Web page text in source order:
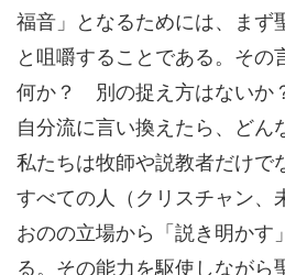
福音」となるためには、まず
と咀嚼することである。その
何か？ 別の捉え方はないか
自分流に言い換えたら、どん
私たちは牧師や説教者だけで
すべての人（クリスチャン、
おのの立場から「説き明かす
る。その能力を駆使しながら